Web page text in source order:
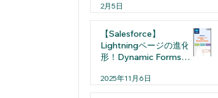
2月5日
【Salesforce】
Lightningページの進化
形！Dynamic Formsと
2025年11月6日